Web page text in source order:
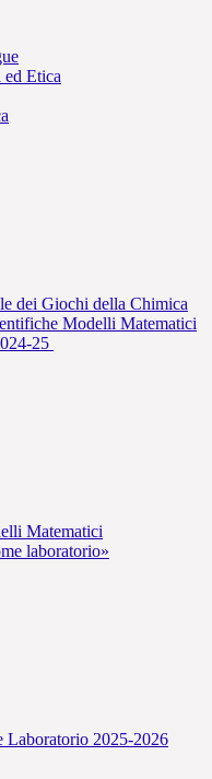
ed Etica
dei Giochi della Chimica
Modelli Matematici
25
Matematici
laboratorio»
Laboratorio 2025-2026